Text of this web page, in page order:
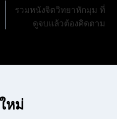
รวมหนังจิตวิทยาหักมุม ที่
ดูจบแล้วต้องคิดตาม
หม่